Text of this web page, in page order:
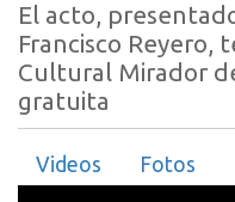
El acto,
Francisco Reyero,
Cultural Mirador
gratuita
Videos Fotos